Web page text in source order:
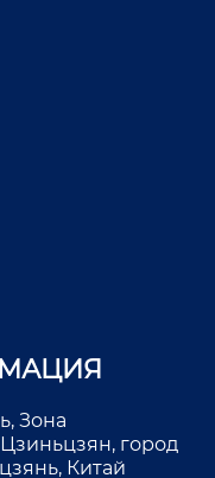
Зона
город
Китай